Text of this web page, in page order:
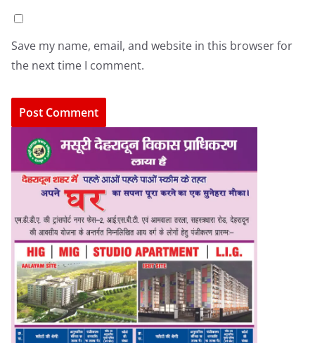
Save my name, email, and website in this browser for
the next time I comment.